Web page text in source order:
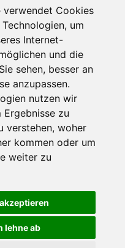
verwendet Cookies
um
Internet-
und die
sehen, besser an
anzupassen.
nutzen wir
Ergebnisse zu
verstehen, woher
kommen oder um
weiter zu
lehne ab
*Olching*
* Weßling
in Jettingen-
2026 aktualisiert.
andere
Möglichkeit, sich